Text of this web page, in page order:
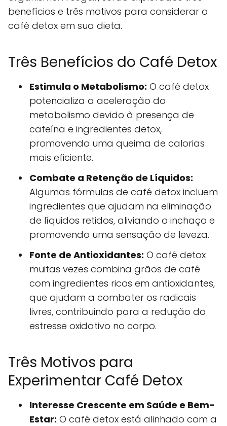
benefícios e três motivos para considerar o
café detox em sua dieta.
Três Benefícios do Café Detox
Estimula o Metabolismo: O café detox
potencializa a aceleração do
metabolismo devido à presença de
cafeína e ingredientes detox,
promovendo uma queima de calorias
mais eficiente.
Combate a Retenção de Líquidos:
Algumas fórmulas de café detox incluem
ingredientes que ajudam na eliminação
de líquidos retidos, aliviando o inchaço e
promovendo uma sensação de leveza.
Fonte de Antioxidantes: O café detox
muitas vezes combina grãos de café
com ingredientes ricos em antioxidantes,
que ajudam a combater os radicais
livres, contribuindo para a redução do
estresse oxidativo no corpo.
Três Motivos para
Experimentar Café Detox
Interesse Crescente em Saúde e Bem-
Estar: O café detox está alinhado com a